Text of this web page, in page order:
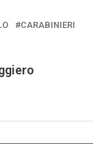
CARABINIERI